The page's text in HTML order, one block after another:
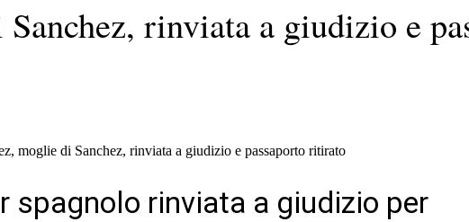
rinviata a giudizio e
spagnolo rinviata a giudizio per